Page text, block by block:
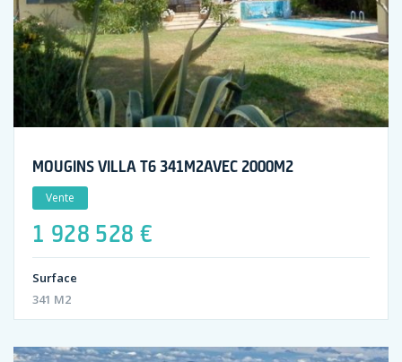
MOUGINS VILLA T6 341M2AVEC 2000M2
Vente
1 928 528 €
Surface
341 M2